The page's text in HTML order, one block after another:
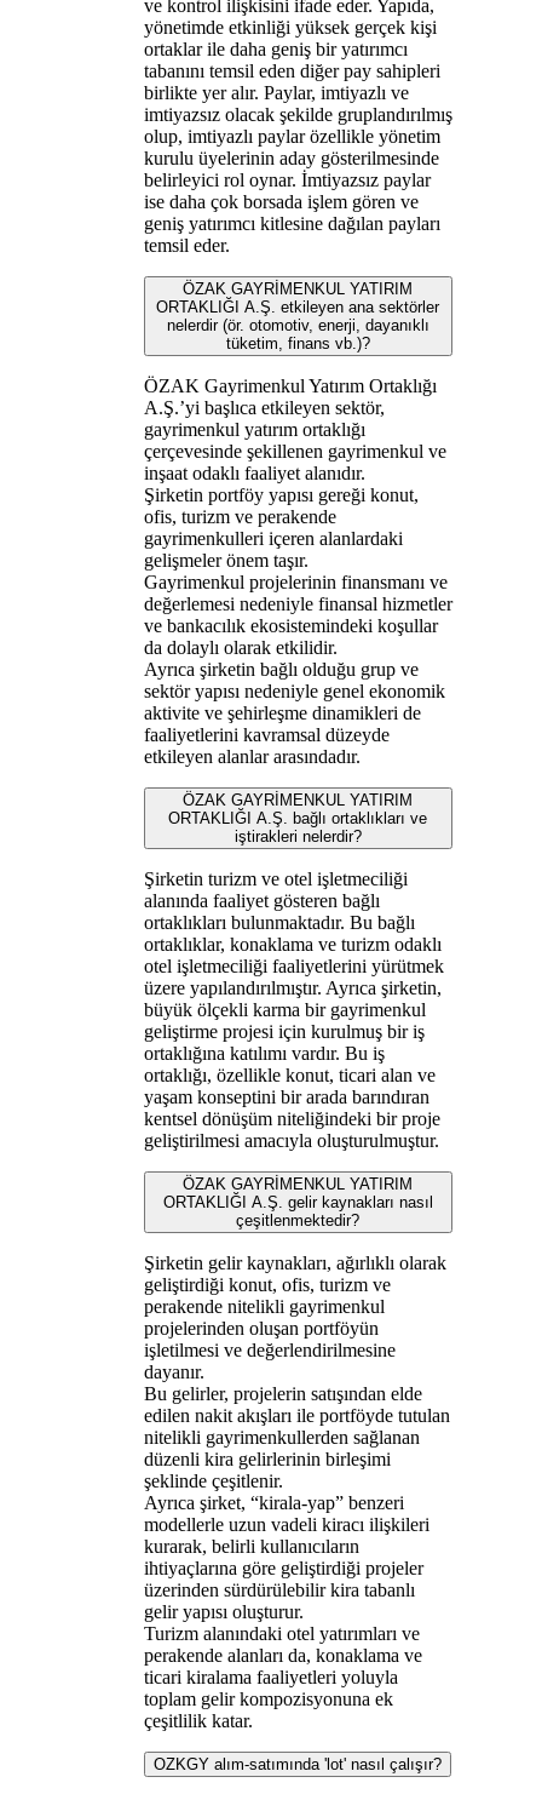
ve kontrol ilişkisini ifade eder. Yapıda,
yönetimde etkinliği yüksek gerçek kişi
ortaklar ile daha geniş bir yatırımcı
tabanını temsil eden diğer pay sahipleri
birlikte yer alır. Paylar, imtiyazlı ve
imtiyazsız olacak şekilde gruplandırılmış
olup, imtiyazlı paylar özellikle yönetim
kurulu üyelerinin aday gösterilmesinde
belirleyici rol oynar. İmtiyazsız paylar
ise daha çok borsada işlem gören ve
geniş yatırımcı kitlesine dağılan payları
temsil eder.
ÖZAK GAYRİMENKUL YATIRIM
ORTAKLIĞI A.Ş. etkileyen ana sektörler
nelerdir (ör. otomotiv, enerji, dayanıklı
tüketim, finans vb.)?
ÖZAK Gayrimenkul Yatırım Ortaklığı
A.Ş.’yi başlıca etkileyen sektör,
gayrimenkul yatırım ortaklığı
çerçevesinde şekillenen gayrimenkul ve
inşaat odaklı faaliyet alanıdır.
Şirketin portföy yapısı gereği konut,
ofis, turizm ve perakende
gayrimenkulleri içeren alanlardaki
gelişmeler önem taşır.
Gayrimenkul projelerinin finansmanı ve
değerlemesi nedeniyle finansal hizmetler
ve bankacılık ekosistemindeki koşullar
da dolaylı olarak etkilidir.
Ayrıca şirketin bağlı olduğu grup ve
sektör yapısı nedeniyle genel ekonomik
aktivite ve şehirleşme dinamikleri de
faaliyetlerini kavramsal düzeyde
etkileyen alanlar arasındadır.
ÖZAK GAYRİMENKUL YATIRIM
ORTAKLIĞI A.Ş. bağlı ortaklıkları ve
iştirakleri nelerdir?
Şirketin turizm ve otel işletmeciliği
alanında faaliyet gösteren bağlı
ortaklıkları bulunmaktadır. Bu bağlı
ortaklıklar, konaklama ve turizm odaklı
otel işletmeciliği faaliyetlerini yürütmek
üzere yapılandırılmıştır. Ayrıca şirketin,
büyük ölçekli karma bir gayrimenkul
geliştirme projesi için kurulmuş bir iş
ortaklığına katılımı vardır. Bu iş
ortaklığı, özellikle konut, ticari alan ve
yaşam konseptini bir arada barındıran
kentsel dönüşüm niteliğindeki bir proje
geliştirilmesi amacıyla oluşturulmuştur.
ÖZAK GAYRİMENKUL YATIRIM
ORTAKLIĞI A.Ş. gelir kaynakları nasıl
çeşitlenmektedir?
Şirketin gelir kaynakları, ağırlıklı olarak
geliştirdiği konut, ofis, turizm ve
perakende nitelikli gayrimenkul
projelerinden oluşan portföyün
işletilmesi ve değerlendirilmesine
dayanır.
Bu gelirler, projelerin satışından elde
edilen nakit akışları ile portföyde tutulan
nitelikli gayrimenkullerden sağlanan
düzenli kira gelirlerinin birleşimi
şeklinde çeşitlenir.
Ayrıca şirket, “kirala-yap” benzeri
modellerle uzun vadeli kiracı ilişkileri
kurarak, belirli kullanıcıların
ihtiyaçlarına göre geliştirdiği projeler
üzerinden sürdürülebilir kira tabanlı
gelir yapısı oluşturur.
Turizm alanındaki otel yatırımları ve
perakende alanları da, konaklama ve
ticari kiralama faaliyetleri yoluyla
toplam gelir kompozisyonuna ek
çeşitlilik katar.
OZKGY alım-satımında 'lot' nasıl çalışır?